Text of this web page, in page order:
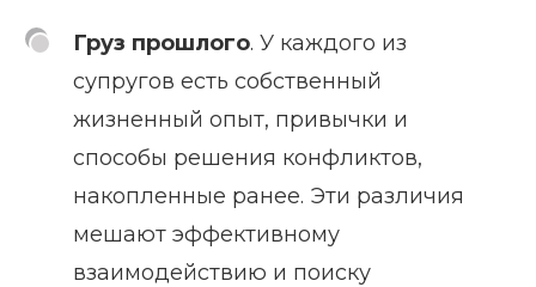
Груз прошлого. У каждого из
супругов есть собственный
жизненный опыт, привычки и
способы решения конфликтов,
накопленные ранее. Эти различия
мешают эффективному
взаимодействию и поиску